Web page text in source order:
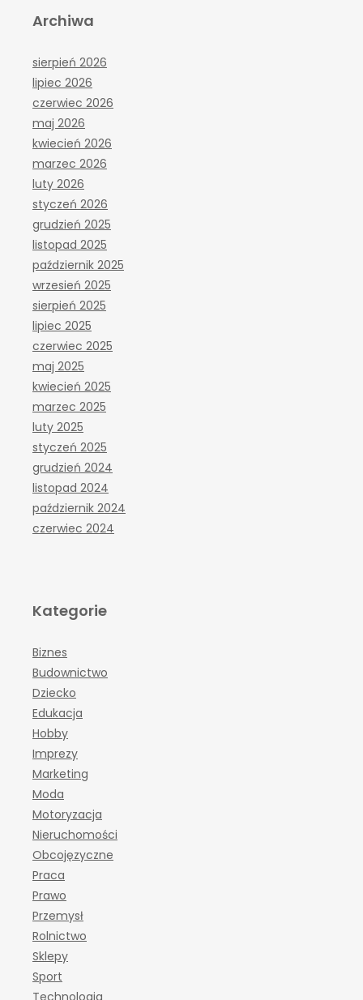
Archiwa
sierpień 2026
lipiec 2026
czerwiec 2026
maj 2026
kwiecień 2026
marzec 2026
luty 2026
styczeń 2026
grudzień 2025
listopad 2025
październik 2025
wrzesień 2025
sierpień 2025
lipiec 2025
czerwiec 2025
maj 2025
kwiecień 2025
marzec 2025
luty 2025
styczeń 2025
grudzień 2024
listopad 2024
październik 2024
czerwiec 2024
Kategorie
Biznes
Budownictwo
Dziecko
Edukacja
Hobby
Imprezy
Marketing
Moda
Motoryzacja
Nieruchomości
Obcojęzyczne
Praca
Prawo
Przemysł
Rolnictwo
Sklepy
Sport
Technologia